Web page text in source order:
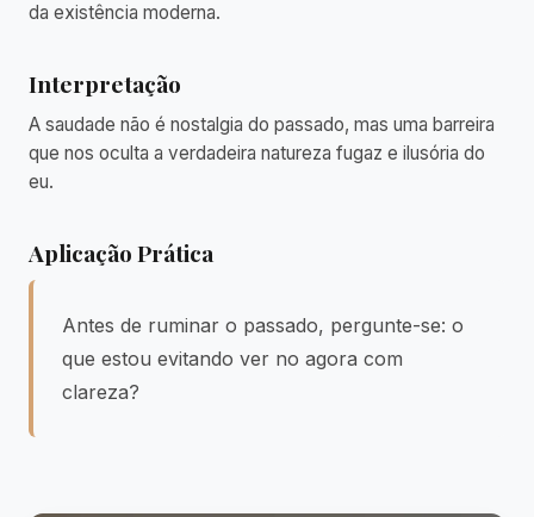
da existência moderna.
Interpretação
A saudade não é nostalgia do passado, mas uma barreira
que nos oculta a verdadeira natureza fugaz e ilusória do
eu.
Aplicação Prática
Antes de ruminar o passado, pergunte-se: o
que estou evitando ver no agora com
clareza?